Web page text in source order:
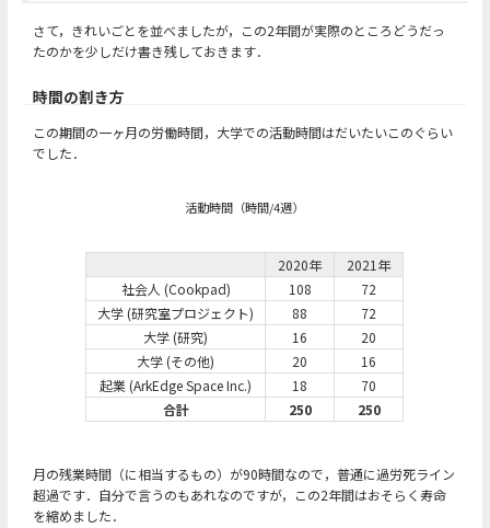
さて，きれいごとを並べましたが，この2年間が実際のところどうだっ
たのかを少しだけ書き残しておきます．
時間の割き方
この期間の一ヶ月の労働時間，大学での活動時間はだいたいこのぐらい
でした．
活動時間（時間/4週）
2020年
2021年
社会人 (Cookpad)
108
72
大学 (研究室プロジェクト)
88
72
大学 (研究)
16
20
大学 (その他)
20
16
起業 (ArkEdge Space Inc.)
18
70
合計
250 250
月の残業時間（に相当するもの）が90時間なので，普通に過労死ライン
超過です．自分で言うのもあれなのですが，この2年間はおそらく寿命
を縮めました．